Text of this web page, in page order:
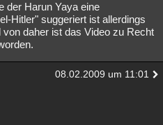
der Harun Yaya eine
Hitler" suggeriert ist allerdings
daher ist das Video zu Recht
08.02.2009 um 11:01